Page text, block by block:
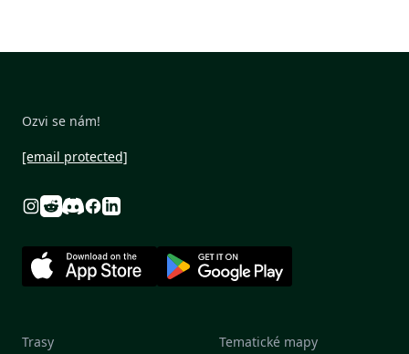
Ozvi se nám!
[email protected]
Instagram
RedditDiscord
Facebook
Linkedin
Trasy Tematické mapy